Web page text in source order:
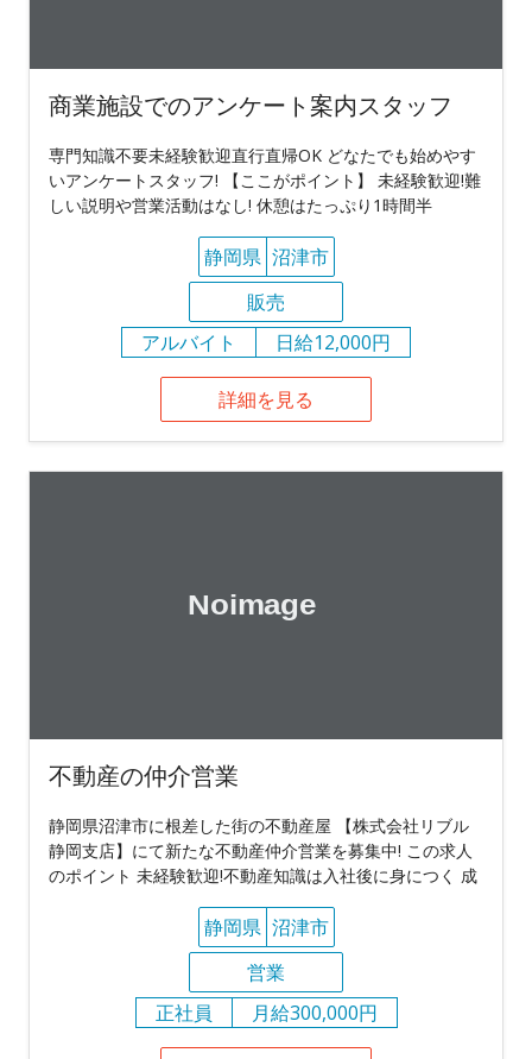
商業施設でのアンケート案内スタッフ
専門知識不要未経験歓迎直行直帰OK どなたでも始めやす
いアンケートスタッフ! 【ここがポイント】 未経験歓迎!難
しい説明や営業活動はなし! 休憩はたっぷり1時間半
静岡県 沼津市
販売
アルバイト
日給12,000円
詳細を見る
不動産の仲介営業
静岡県沼津市に根差した街の不動産屋 【株式会社リブル
静岡支店】にて新たな不動産仲介営業を募集中! この求人
のポイント 未経験歓迎!不動産知識は入社後に身につく 成
静岡県 沼津市
営業
正社員
月給300,000円